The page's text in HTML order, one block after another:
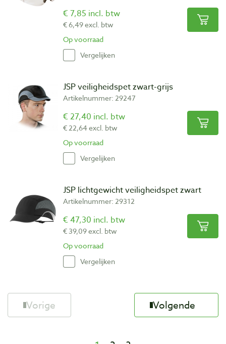
€ 7,85 incl. btw
€ 6,49 excl. btw
Op voorraad
Vergelijken
JSP veiligheidspet zwart-grijs
Artikelnummer: 29247
€ 27,40 incl. btw
€ 22,64 excl. btw
Op voorraad
Vergelijken
JSP lichtgewicht veiligheidspet zwart
Artikelnummer: 29312
€ 47,30 incl. btw
€ 39,09 excl. btw
Op voorraad
Vergelijken
Vorige Volgende